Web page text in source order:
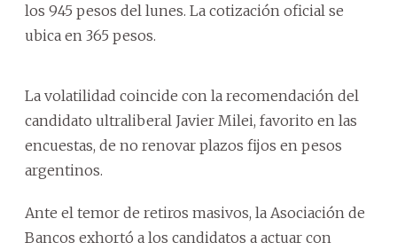
los 945 pesos del lunes. La cotización oficial se
ubica en 365 pesos.
La volatilidad coincide con la recomendación del
candidato ultraliberal Javier Milei, favorito en las
encuestas, de no renovar plazos fijos en pesos
argentinos.
Ante el temor de retiros masivos, la Asociación de
Bancos exhortó a los candidatos a actuar con